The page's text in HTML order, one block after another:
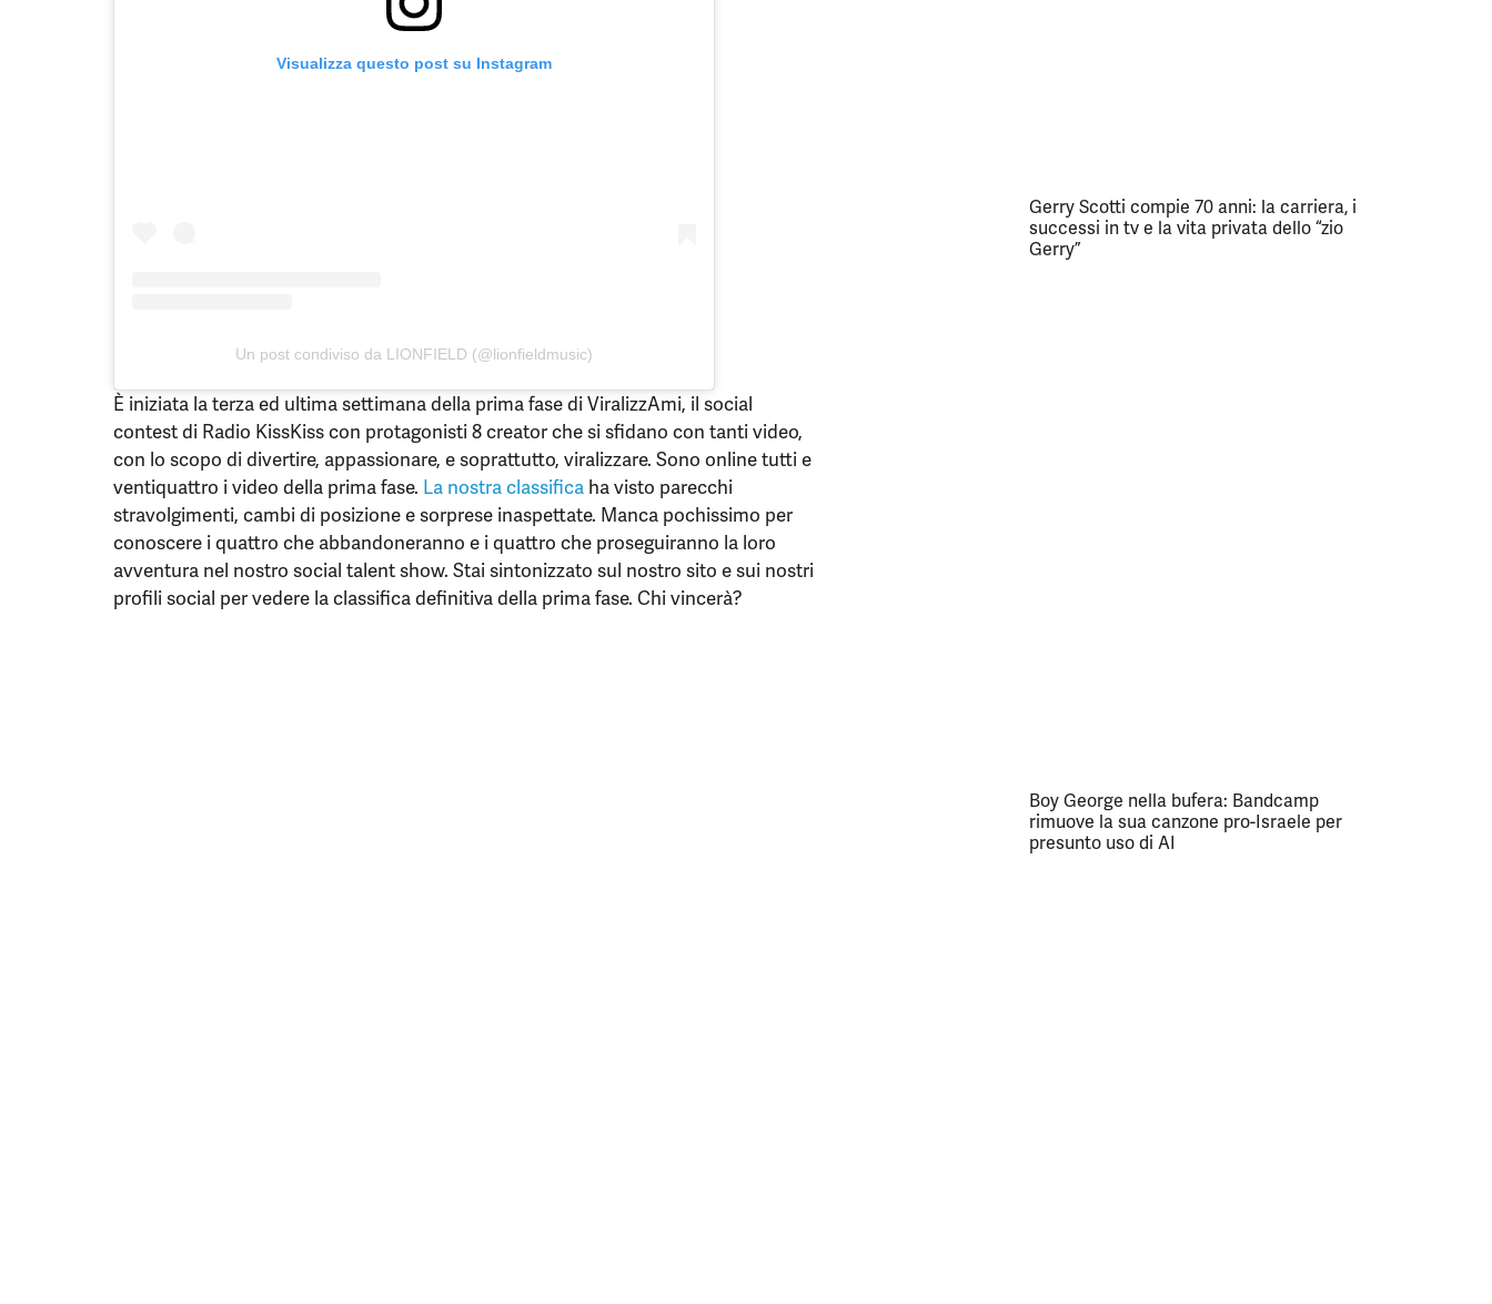
Visualizza questo post su Instagram
Un post condiviso da LIONFIELD (@lionfieldmusic)
È iniziata la terza ed ultima settimana della prima fase di ViralizzAmi, il social
contest di Radio KissKiss con protagonisti 8 creator che si sfidano con tanti video,
con lo scopo di divertire, appassionare, e soprattutto, viralizzare. Sono online tutti e
ventiquattro i video della prima fase. La nostra classifica ha visto parecchi
stravolgimenti, cambi di posizione e sorprese inaspettate. Manca pochissimo per
conoscere i quattro che abbandoneranno e i quattro che proseguiranno la loro
avventura nel nostro social talent show. Stai sintonizzato sul nostro sito e sui nostri
profili social per vedere la classifica definitiva della prima fase. Chi vincerà?
Gerry Scotti compie 70 anni: la carriera, i
successi in tv e la vita privata dello “zio
Gerry”
Boy George nella bufera: Bandcamp
rimuove la sua canzone pro-Israele per
presunto uso di AI